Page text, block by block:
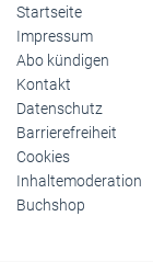
Startseite
Impressum
Abo kündigen
Kontakt
Datenschutz
Barrierefreiheit
Cookies
Inhaltemoderation
Buchshop